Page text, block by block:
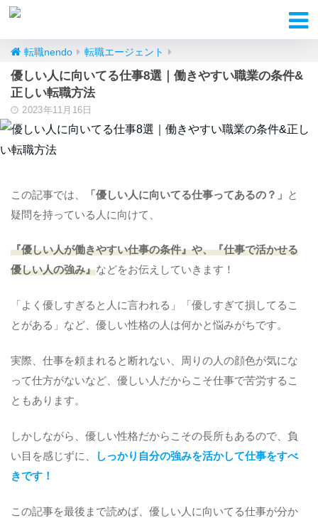
転職nendo 転職エージェント
優しい人に向いてる仕事8選｜働きやすい職業の条件&
正しい転職方法
2023年11月16日
この記事では、 「優しい人に向いてる仕事ってあるの？」
と
疑問を持っている人に向けて、
『優しい人が働きやすい仕事の条件』や、『仕事で活かせる
優しい人の強み』などをお伝えしていきます！
「よく優しすぎると人に言われる」「優しすぎて損してるこ
とがある」など、優しい性格の人は何かと悩みがちです。
実際、仕事を頼まれると断れない、周りの人の顔色が気にな
って仕方がないなど、優しい人だからこそ仕事で苦労するこ
ともあります。
しかしながら、優しい性格だからこその長所もあるので、負
い目を感じずに、
しっかり自分の強みを活かして仕事をすべ
きです！
この記事を最後まで読めば、優しい人に向いてる仕事が分か